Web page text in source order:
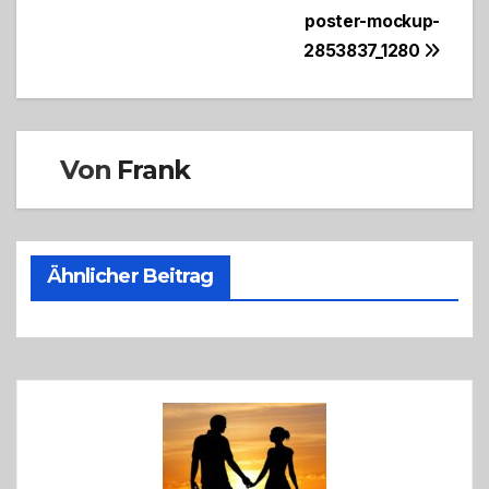
Beitragsnavigationposter-mockup-
2853837_1280
Von Frank
Ähnlicher Beitrag